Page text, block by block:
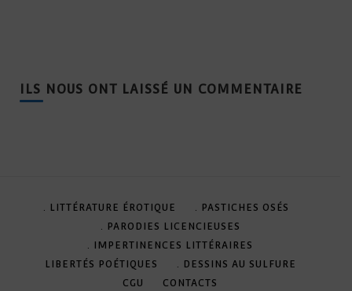
ILS NOUS ONT LAISSÉ UN COMMENTAIRE
. LITTÉRATURE ÉROTIQUE
. PASTICHES OSÉS
. PARODIES LICENCIEUSES
. IMPERTINENCES LITTÉRAIRES
LIBERTÉS POÉTIQUES
. DESSINS AU SULFURE
CGU
CONTACTS